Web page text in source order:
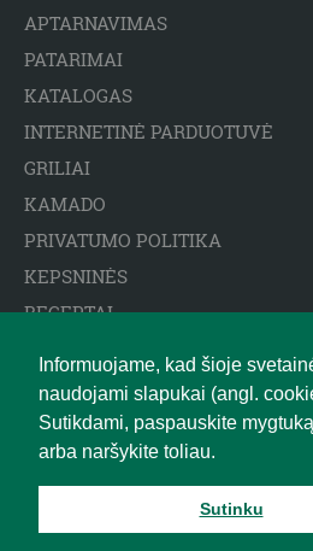
Informuojame, kad šioje
naudojami slapukai (angl.
Sutikdami, paspauskite mygtuką
arba naršykite toliau.
Sutinku
APTARNAVIMAS
PATARIMAI
KATALOGAS
INTERNETINĖ PARDUOTUVĖ
GRILIAI
KAMADO
PRIVATUMO POLITIKA
KEPSNINĖS
RECEPTAI
ATSAKOMYBĖS APRIBOJIMAS
BIGGREENEGG.EU
2010 - 2025 © BIG GREEN EGG
LIETUVA UAB R-CENTRAS |